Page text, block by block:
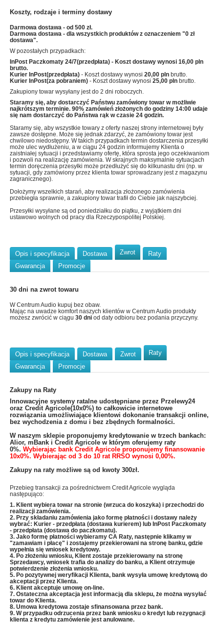
Koszty, rodzaje i terminy dostawy
Darmowa dostawa - od 500 zł.
Darmowa dostawa - dla wszystkich produktów z oznaczeniem "0 zł
dostawa".
W pozostałych przypadkach:
InPost Paczkomaty 24/7(przedpłata) - Koszt dostawy wynosi 16,00 pln
brutto.
Kurier InPost(przedpłata) - Koszt dostawy wynosi 20,00 pln brutto.
Kurier InPost(za pobraniem) - Koszt dostawy wynosi 25,00 pln brutto.
Zakupiony towar wysyłany jest do 2 dni roboczych.
Staramy się, aby dostarczyć Państwu zamówiony towar w możliwie
najkrótszym terminie. 90% zamówień złożonych do godziny 14:00 udaje
się nam dostarczyć do Państwa rąk w czasie 24 godzin.
Staramy się, aby wszystkie towary z oferty naszej strony internetowej były
zawsze dostępne. Może się jednak zdarzyć, że zamówiony towar jest
chwilowo niedostępny. W takich przypadkach termin dostarczenia przesyłki
może ulec wydłużeniu, a w ciągu 24 godzin informujemy Klienta o
zaistniałej sytuacji i przedstawiamy ofertę, która sprosta jego oczekiwaniom
i pozwoli na realizację zamówienia. W skrajnych maksymalnie sytuacjach
termin doręczenia przesyłki może przedłużyć się do kilkunastu dni (np. w
sytuacji, gdy zamówiony przez klienta towar sprowadzany jest z magazynu
zagranicznego).
Dołożymy wszelkich starań, aby realizacja złożonego zamówienia
przebiegła sprawnie, a zakupiony towar trafił do Ciebie jak najszybciej.
Przesyłki wysyłane są od poniedziałku do piątku, z wyjątkiem dni
ustawowo wolnych od pracy dla Rzeczypospolitej Polskiej.
Opis i specyfikacja Dostawa Zwrot
Raty
Gwarancja
Promocje
30 dni na zwrot towaru
W Centrum Audio kupuj bez obaw.
Mając na uwadze komfort naszych klientów w Centrum Audio produkty
możesz zwrócić w ciągu 30 dni od daty odbioru bez podania przyczyny.
Opis i specyfikacja Dostawa Zwrot
Raty
Gwarancja
Promocje
Zakupy na Raty
​Innowacyjne systemy ratalne udostępniane przez Przelewy24
oraz Credit Agricole(10x0%) to całkowicie internetowe
rozwiązania umożliwiające klientowi dokonanie transakcji online,
bez wychodzenia z domu i bez zbędnych formalności.
W naszym sklepie proponujemy kredytowanie w trzech bankach:
Alior, mBank i Credit Agricole w którym oferujemy raty
0%. Wybierając bank Credit Agricole proponujemy finansowanie
10x0%. Wybierając od 3 do 10 rat RRSO wynosi 0,00%.
Zakupy na raty możliwe są od kwoty 300zł.
Przebieg transakcji za pośrednictwem Credit Agricole wygląda
następująco:
1. Klient wybiera towar na stronie (wrzuca do koszyka) i przechodzi do
realizacji zamówienia.
2. Przy składaniu zamówienia jako formę płatności i dostawy należy
wybrać: Kurier - przedpłata (dostawa kurierem) lub InPost Paczkomaty
- przedpłata (dostawa do paczkomatu).
3. Jako formę płatności wybieramy CA Raty, następnie klikamy w
"zamawiam i płacę" i zostajemy przekierowani na stronę banku, gdzie
wypełnia się wniosek kredytowy.
4. Po złożeniu wniosku, Klient zostaje przekierowany na stronę
Sprzedawcy, wniosek trafia do analizy do banku, a Klient otrzymuje
potwierdzenie złożenia wniosku.
5. Po pozytywnej weryfikacji Klienta, bank wysyła umowę kredytową do
akceptacji przez Klienta.
6. Klient akceptuje umowę on-line.
7. Ostateczna akceptacja jest informacją dla sklepu, że można wysyłać
towar do Klienta.
8. Umowa kredytowa zostaje sfinansowana przez bank.
9. W przypadku odrzucenia przez bank wniosku o kredyt lub rezygnacji
klienta z kredytu zamówienie jest anulowane.